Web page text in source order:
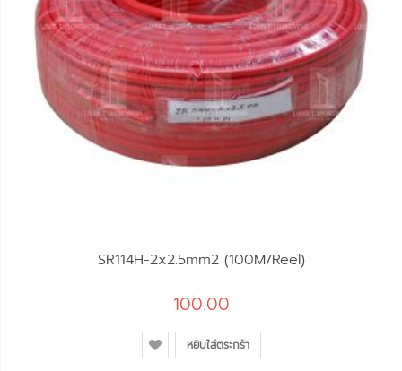
SR114H-2x2.5mm2 (100M/Reel)
100.00
หยิบใส่ตระกร้า